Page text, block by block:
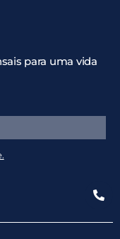
para uma vida